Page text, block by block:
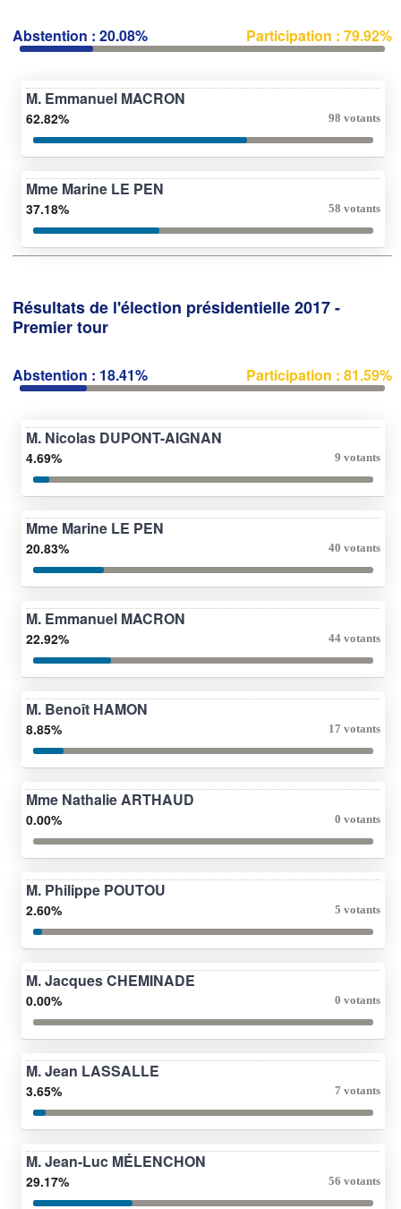
Abstention : 20.08% Participation : 79.92%
M. Emmanuel MACRON
62.82% 98 votants
Mme Marine LE PEN
37.18% 58 votants
Résultats de l'élection présidentielle 2017 -
Premier tour
Abstention : 18.41% Participation : 81.59%
M. Nicolas DUPONT-AIGNAN
4.69% 9 votants
Mme Marine LE PEN
20.83% 40 votants
M. Emmanuel MACRON
22.92% 44 votants
M. Benoît HAMON
8.85% 17 votants
Mme Nathalie ARTHAUD
0.00% 0 votants
M. Philippe POUTOU
2.60% 5 votants
M. Jacques CHEMINADE
0.00% 0 votants
M. Jean LASSALLE
3.65% 7 votants
M. Jean-Luc MÉLENCHON
29.17% 56 votants